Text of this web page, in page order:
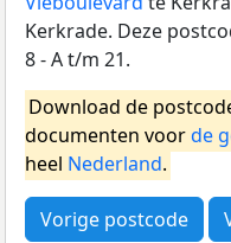
Kerkrade. Deze
8 - A t/m 21.
Download de
documenten voorde
heel Nederland.
Vorige postcode